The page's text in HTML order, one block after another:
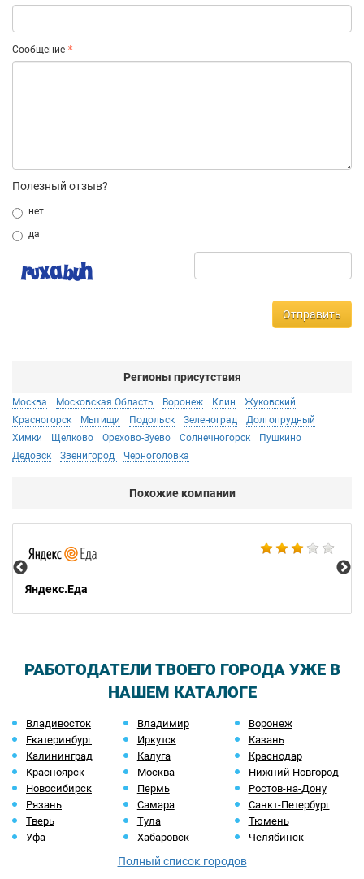
Сообщение
Полезный отзыв?
нет
да
Отправить
Регионы присутствия
Москва Московская Область Воронеж Клин
Жуковский
Красногорск
Мытищи Подольск Зеленоград
Долгопрудный
Химки
Щелково Орехово-Зуево Солнечногорск
Пушкино
Дедовск
Звенигород Черноголовка
Похожие компании
Яндекс.Еда
РАБОТОДАТЕЛИ ТВОЕГО ГОРОДА УЖЕ В
НАШЕМ КАТАЛОГЕ
Владивосток Владимир
Воронеж
Екатеринбург
Иркутск
Казань
Калининград
Калуга
Краснодар
Красноярск
Москва
Нижний Новгород
Новосибирск
Пермь
Ростов-на-Дону
Рязань
Самара
Санкт-Петербург
Тверь
Тула
Тюмень
Уфа
Хабаровск Челябинск
Полный список городов